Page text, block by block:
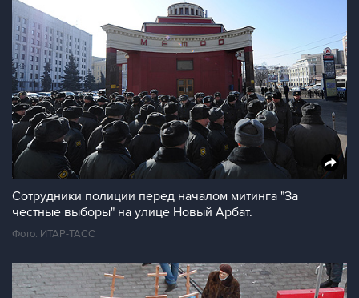
Сотрудники полиции перед началом митинга "За
честные выборы" на улице Новый Арбат.
Фото: ИТАР-ТАСС